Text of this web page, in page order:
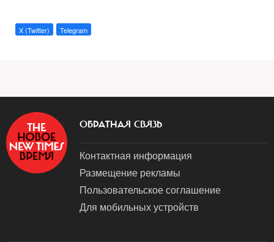
X (Twitter) Telegram
ОБРАТНАЯ СВЯЗЬ
Контактная информация
Размещение рекламы
Пользовательское соглашение
Для мобильных устройств